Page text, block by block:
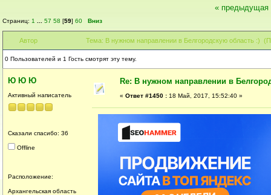
Страниц: 1 57 58 [59] 60 Вниз
« предыдущая
Автор Тема: В нужном направлении в Белгородскую область :)
0 Пользователей и 1 Гость смотрят эту тему.
Ю Ю Ю
Активный написатель
Сказали спасибо: 36
Offline
Расположение:
Архангельская область
Re: В нужном направлении в
« Ответ #1450 : 18 Май, 2017, 15:52:40 »